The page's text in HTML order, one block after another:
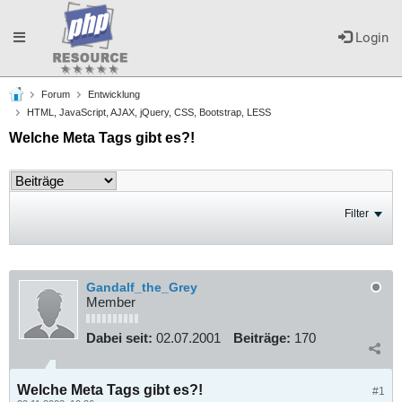
Login
Toggle
navigation
Forum
Entwicklung
HTML, JavaScript, AJAX, jQuery, CSS, Bootstrap, LESS
Welche Meta Tags gibt es?!
Filter
Gandalf_the_Grey
Member
Dabei seit: 02.07.2001 Beiträge: 170
#1
Welche Meta Tags gibt es?!